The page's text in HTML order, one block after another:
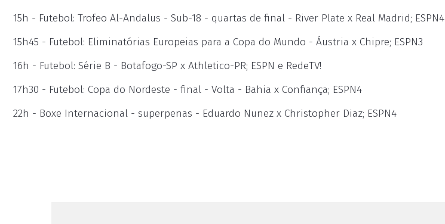
15h - Futebol: Trofeo Al-Andalus - Sub-18 - quartas de final - River Plate x Real Madrid; ESPN4
15h45 - Futebol: Eliminatórias Europeias para a Copa do Mundo - Áustria x Chipre; ESPN3
16h - Futebol: Série B - Botafogo-SP x Athletico-PR; ESPN e RedeTV!
17h30 - Futebol: Copa do Nordeste - final - Volta - Bahia x Confiança; ESPN4
22h - Boxe Internacional - superpenas - Eduardo Nunez x Christopher Diaz; ESPN4